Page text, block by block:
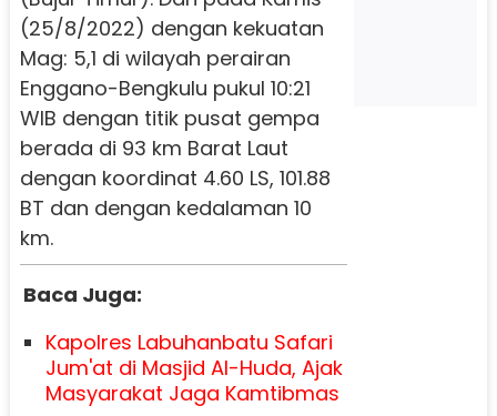
(25/8/2022) dengan kekuatan
Mag: 5,1 di wilayah perairan
Enggano-Bengkulu pukul 10:21
WIB dengan titik pusat gempa
berada di 93 km Barat Laut
dengan koordinat 4.60 LS, 101.88
BT dan dengan kedalaman 10
km.
Baca Juga:
Kapolres Labuhanbatu Safari
Jum'at di Masjid Al-Huda, Ajak
Masyarakat Jaga Kamtibmas